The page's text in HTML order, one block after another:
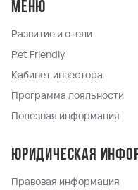
Меню
Развитие и отели
Pet Friendly
Кабинет инвестора
Программа лояльности
Полезная информация
Юридическая
Правовая информация